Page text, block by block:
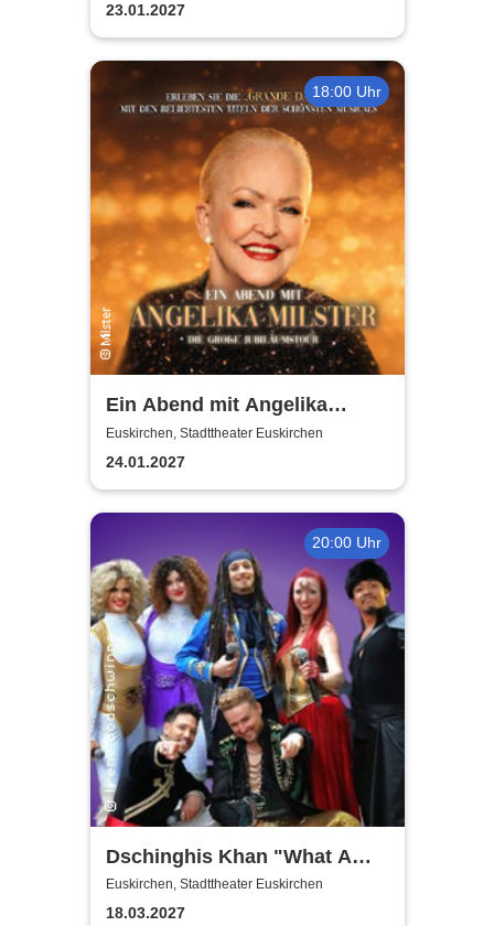
23.01.2027
18:00 Uhr
Ein Abend mit Angelika
Milster - Jubiläumstournee
2027
Euskirchen, Stadttheater Euskirchen
24.01.2027
20:00 Uhr
Dschinghis Khan "What A
Wonderful World" - Die
Legende auf Tournee
Euskirchen, Stadttheater Euskirchen
18.03.2027